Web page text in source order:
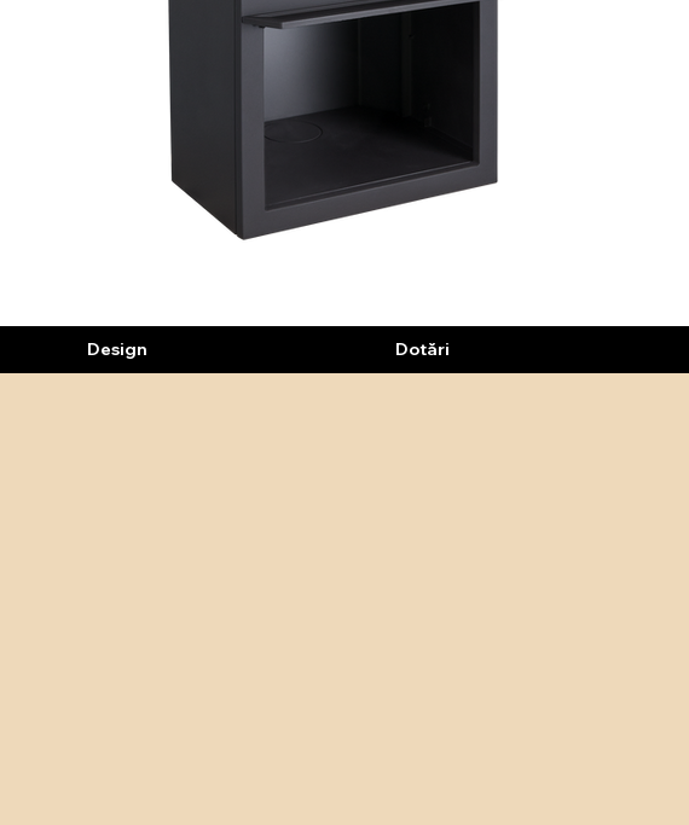
Design Dotări